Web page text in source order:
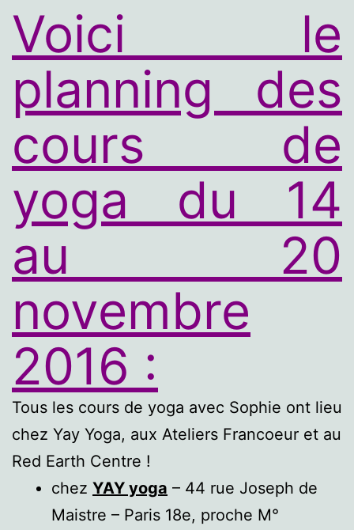
Voici le
planning des
cours de
yoga du 14
au 20
novembre
2016 :
Tous les cours de yoga avec Sophie ont lieu
chez Yay Yoga, aux Ateliers Francoeur et au
Red Earth Centre !
chez YAY yoga – 44 rue Joseph de
Maistre – Paris 18e, proche M°